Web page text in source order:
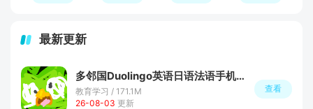
最新更新
多邻国Duolingo英语日语法语手机端最新版
教育学习 / 171.1M
26-08-03 更新
查看